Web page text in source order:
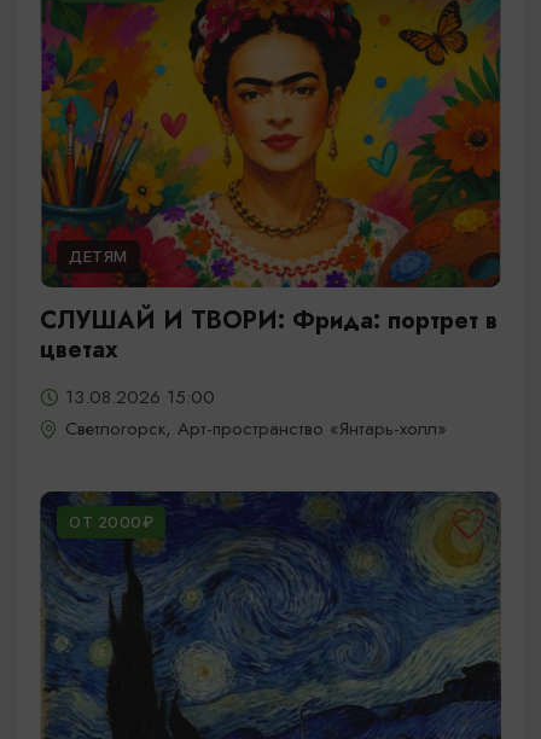
ДЕТЯМ
СЛУШАЙ И ТВОРИ: Фрида: портрет в
цветах
13.08.2026 15:00
Светлогорск, Арт-пространство «Янтарь-холл»
ОТ 2000₽